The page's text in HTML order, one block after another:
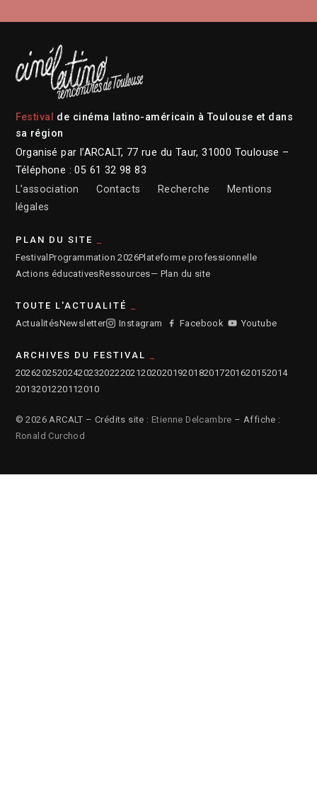
Festival
de cinéma latino-américain à Toulouse et dans
sa région
Organisé par l’ARCALT, 77 rue du Taur, 31000 Toulouse –
Téléphone : 05 61 32 98 83
L’association
Contacts Recherche
Mentions
légales
PLAN DU SITE
Festival Programmation 2026Plateforme professionnelle
Actions éducativesRessources— Plan du site
TOUTE L'ACTUALITÉ
ActualitésNewsletter Instagram Facebook Youtube
ARCHIVES DU FESTIVAL
2026202520242023202220212020201920182017201620152014
2013201220112010
© 2026 ARCALT – Crédits site : Etienne Delcambre – Affiche :
Ronald Curchod